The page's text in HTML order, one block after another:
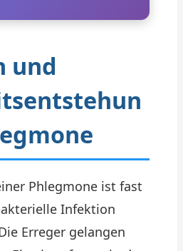
und
Phlegmone ist fast
Infektion
Erreger gelangen